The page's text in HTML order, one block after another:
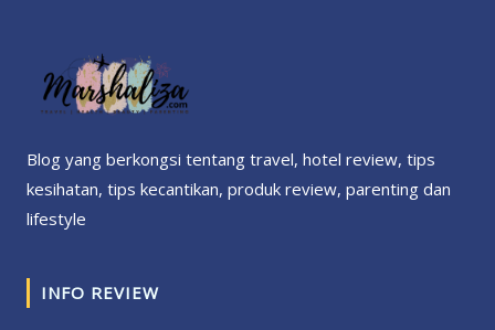
Blog yang berkongsi tentang travel, hotel review, tips
kesihatan, tips kecantikan, produk review, parenting dan
lifestyle
INFO REVIEW